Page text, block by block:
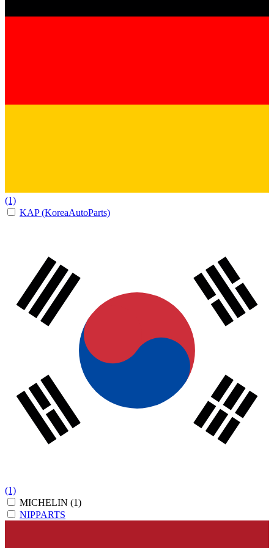
(1)
KAP (KoreaAutoParts)
(1)
MICHELIN (1)
NIPPARTS